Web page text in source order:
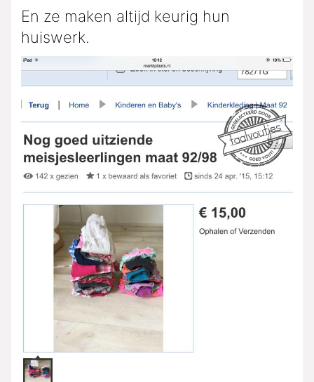
En ze maken altijd keurig hun
huiswerk.